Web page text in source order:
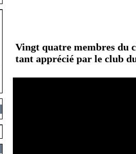
Vingt quatre membres du
tant apprécié par le club